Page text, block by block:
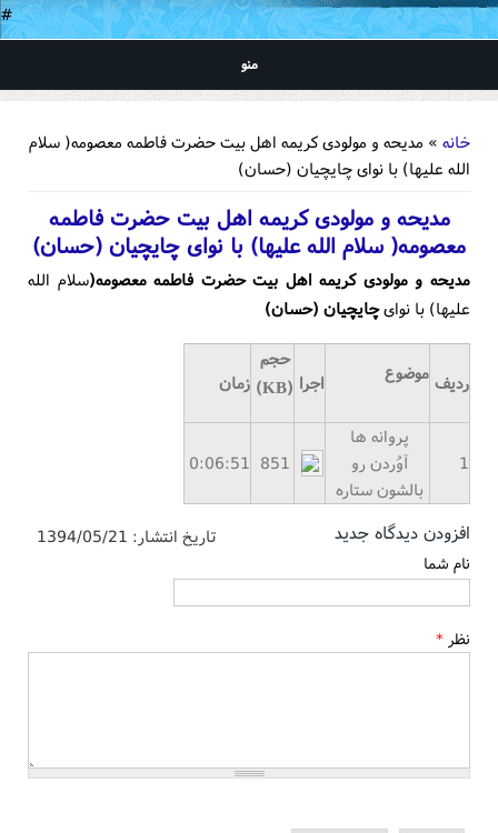
#
منو
خانه » مدیحه و مولودی کریمه اهل بیت حضرت فاطمه معصومه( سلام
الله علیها) با نوای چایچیان (حسان)
مدیحه و مولودی کریمه اهل بیت حضرت فاطمه
معصومه( سلام الله علیها) با نوای چایچیان (حسان)
مدیحه و مولودی کریمه اهل بیت حضرت فاطمه معصومه(سلام الله
علیها) با نوایچایچیان (حسان)
ردیف موضوع اجرا
حجم
(KB)
زمان
1
پروانه ها
آوُردن رو
بالشون ستاره
851
0:06:51
تاریخ انتشار: 1394/05/21 افزودن دیدگاه جدید
نام شما
نظر *